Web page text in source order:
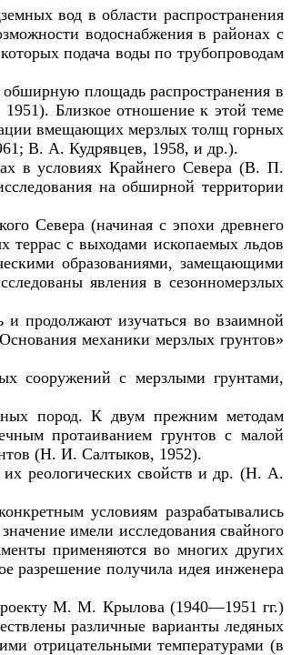
вод в области распространения
водоснабжения в районах с
подача воды по трубопроводам
площадь распространения в
Близкое отношение к этой теме
вмещающих мерзлых толщ горных
В. А. Кудрявцев, 1958, и др.).
в условиях Крайнего Севера (В. П.
на обширной территории
Севера (начиная с эпохи древнего
с выходами ископаемых льдов
образованиями, замещающими
явления в сезонномерзлых
и продолжают изучаться во взаимной
механики мерзлых грунтов»
сооружений с мерзлыми грунтами,
пород. К двум прежним методам
протаиванием грунтов с малой
(Н. И. Салтыков, 1952).
их реологических свойств и др. (Н. А.
условиям разрабатывались
имели исследования свайного
применяются во многих других
разрешение получила идея инженера
проекту М. М. Крылова (1940—1951 гг.)
различные варианты ледяных
отрицательными температурами (в